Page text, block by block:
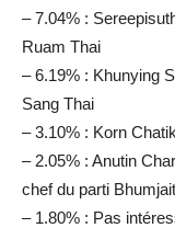
– 7.04% :
Ruam Thai
– 6.19% : Khunying
Sang Thai
– 3.10% : Korn
– 2.05% : Anutin
chef du parti
– 1.80% : Pas